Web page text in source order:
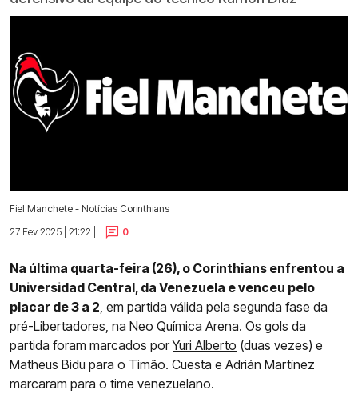
Fiel Manchete - Notícias Corinthians
27 Fev 2025 | 21:22 |
0
Na última quarta-feira (26), o Corinthians enfrentou a
Universidad Central, da Venezuela e venceu pelo
placar de 3 a 2, em partida válida pela segunda fase da
pré-Libertadores, na Neo Química Arena. Os gols da
partida foram marcados porYuri Alberto (duas vezes) e
Matheus Bidu para o Timão. Cuesta e Adrián Martínez
marcaram para o time venezuelano.